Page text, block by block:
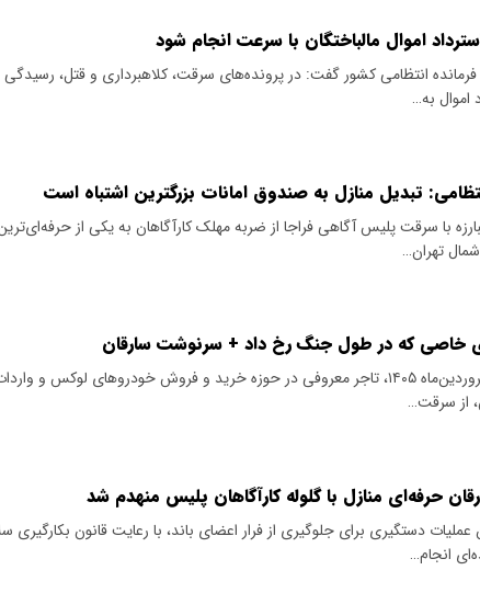
اموال مالباختگان با سرعت انجام شود
انتظامی کشور گفت: در پرونده‌های سرقت، کلاهبرداری و قتل،
اموال به…
تبدیل منازل به صندوق امانات بزرگترین اشتباه است
با سرقت پلیس آگاهی فراجا از ضربه مهلک کارآگاهان به یکی از
تهران…
خاصی که در طول جنگ رخ داد + سرنوشت سارقان
اواسط فروردین‌ماه ۱۴۰۵، تاجر معروفی در حوزه خرید و فروش خودروهای لوکس و
از سرقت…
حرفه‌ای منازل با گلوله کارآگاهان پلیس منهدم شد
عملیات دستگیری برای جلوگیری از فرار اعضای باند، با رعایت قانون بکارگیری
انجام…